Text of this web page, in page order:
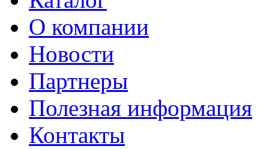
O компании
Новости
Партнеры
Полезная информация
Контакты